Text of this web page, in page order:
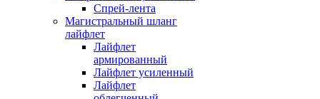
Спрей-лента
Магистральный шланг
лайфлет
Лайфлет
армированный
Лайфлет усиленный
Лайфлет